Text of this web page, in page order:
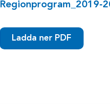
Regionprogram_2019-
Ladda ner PDF